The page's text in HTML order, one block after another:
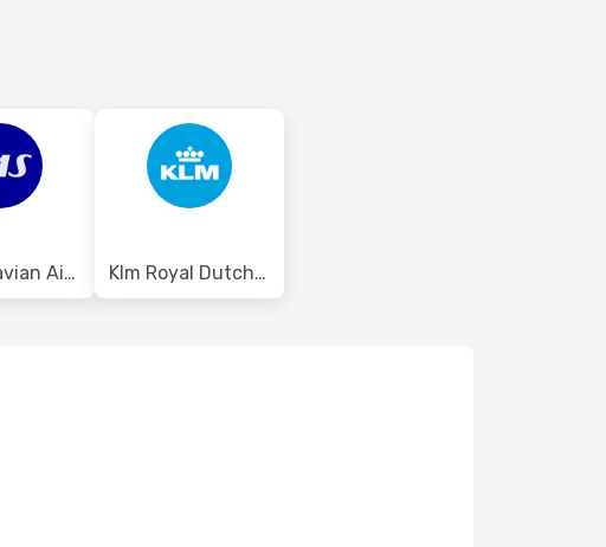
Scandinavian Airlines Klm Royal Dutch Airlines